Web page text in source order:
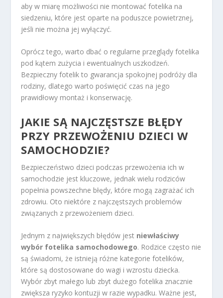
aby w miarę możliwości nie montować fotelika na
siedzeniu, które jest oparte na poduszce powietrznej,
jeśli nie można jej wyłączyć.
Oprócz tego, warto dbać o regularne przeglądy fotelika
pod kątem zużycia i ewentualnych uszkodzeń.
Bezpieczny fotelik to gwarancja spokojnej podróży dla
rodziny, dlatego warto poświęcić czas na jego
prawidłowy montaż i konserwację.
JAKIE SĄ NAJCZĘSTSZE BŁĘDY
PRZY PRZEWOŻENIU DZIECI W
SAMOCHODZIE?
Bezpieczeństwo dzieci podczas przewożenia ich w
samochodzie jest kluczowe, jednak wielu rodziców
popełnia powszechne błędy, które mogą zagrażać ich
zdrowiu. Oto niektóre z najczęstszych problemów
związanych z przewożeniem dzieci.
Jednym z największych błędów jest niewłaściwy
wybór fotelika samochodowego. Rodzice często nie
są świadomi, że istnieją różne kategorie fotelików,
które są dostosowane do wagi i wzrostu dziecka.
Wybór zbyt małego lub zbyt dużego fotelika znacznie
zwiększa ryzyko kontuzji w razie wypadku. Ważne jest,